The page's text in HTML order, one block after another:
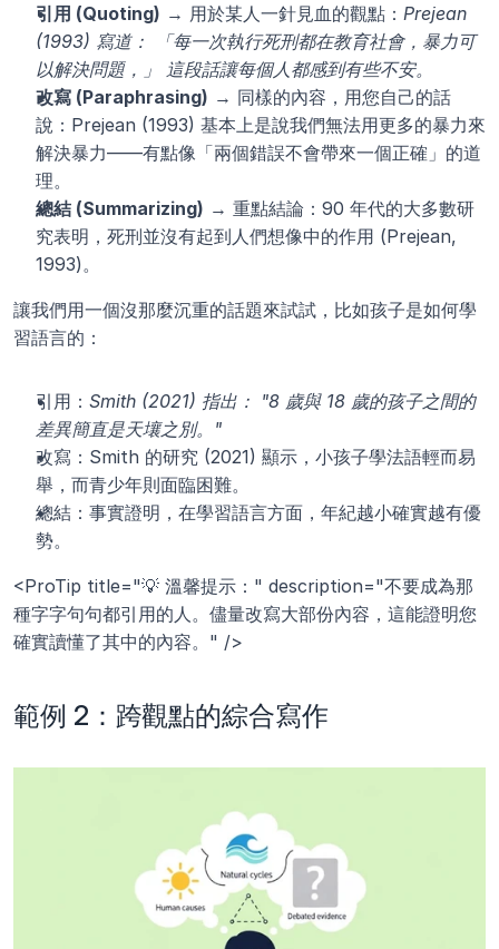
引用 (Quoting) → 用於某人一針見血的觀點： Prejean
(1993) 寫道： 「每一次執行死刑都在教育社會，暴力可
以解決問題，」 這段話讓每個人都感到有些不安。
改寫 (Paraphrasing) → 同樣的內容，用您自己的話
說：Prejean (1993) 基本上是說我們無法用更多的暴力來
解決暴力——有點像「兩個錯誤不會帶來一個正確」的道
理。
總結 (Summarizing) → 重點結論：90 年代的大多數研
究表明，死刑並沒有起到人們想像中的作用 (Prejean,
1993)。
讓我們用一個沒那麼沉重的話題來試試，比如孩子是如何學
習語言的：
引用： Smith (2021) 指出： "8 歲與 18 歲的孩子之間的
差異簡直是天壤之別。"
改寫：Smith 的研究 (2021) 顯示，小孩子學法語輕而易
舉，而青少年則面臨困難。
總結：事實證明，在學習語言方面，年紀越小確實越有優
勢。
<ProTip title="💡 溫馨提示：" description="不要成為那
種字字句句都引用的人。儘量改寫大部份內容，這能證明您
確實讀懂了其中的內容。" />
範例 2：跨觀點的綜合寫作